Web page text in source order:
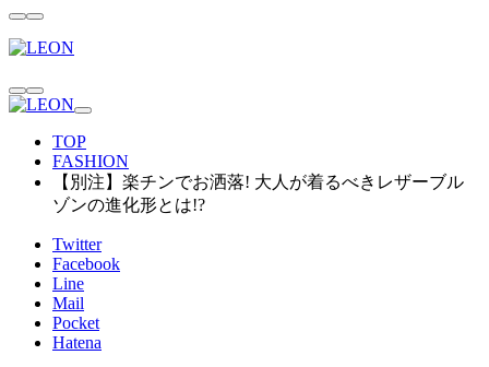
TOP
FASHION
【別注】楽チンでお洒落! 大人が着るべきレザーブル
ゾンの進化形とは!?
Twitter
Facebook
Line
Mail
Pocket
Hatena